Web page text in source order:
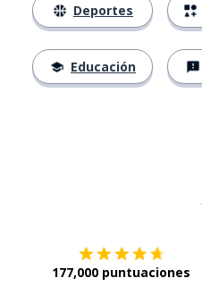
Deportes
Educación
177,000 puntuaciones